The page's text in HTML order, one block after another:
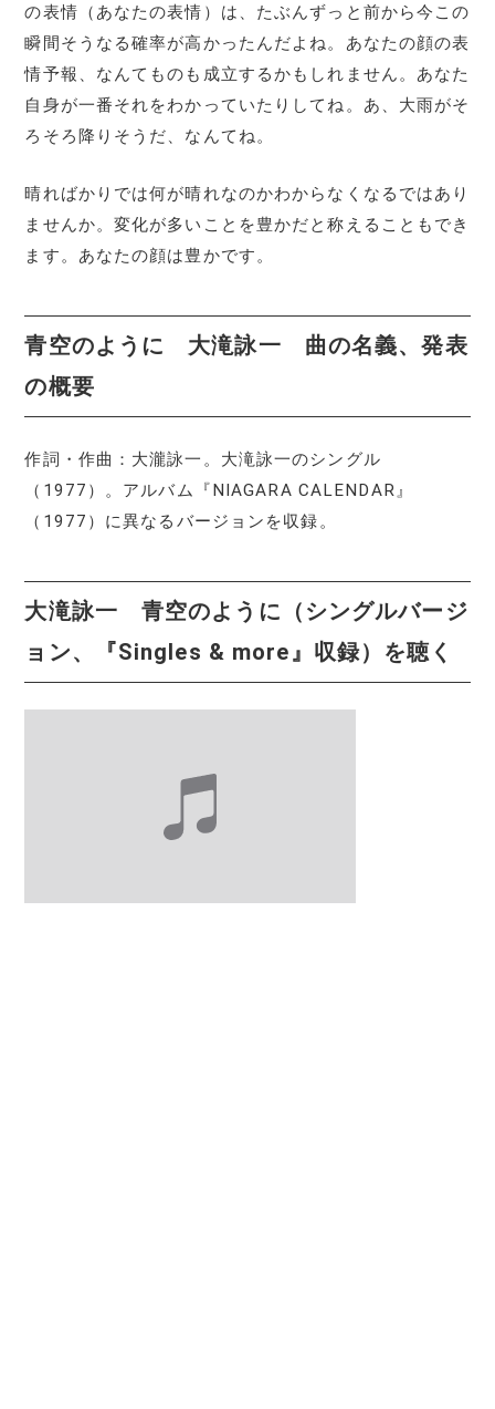
の表情（あなたの表情）は、たぶんずっと前から今この
瞬間そうなる確率が高かったんだよね。あなたの顔の表
情予報、なんてものも成立するかもしれません。あなた
自身が一番それをわかっていたりしてね。あ、大雨がそ
ろそろ降りそうだ、なんてね。
晴ればかりでは何が晴れなのかわからなくなるではあり
ませんか。変化が多いことを豊かだと称えることもでき
ます。あなたの顔は豊かです。
青空のように 大滝詠一 曲の名義、発表
の概要
作詞・作曲：大瀧詠一。大滝詠一のシングル
（1977）。アルバム『NIAGARA CALENDAR』
（1977）に異なるバージョンを収録。
大滝詠一 青空のように（シングルバージ
ョン、『Singles & more』収録）を聴く